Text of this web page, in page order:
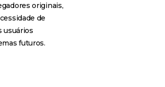
originais,
de
usuários
futuros.